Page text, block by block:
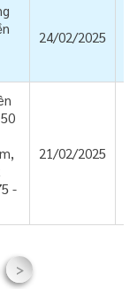
24/02/2025
-
21/02/2025
>